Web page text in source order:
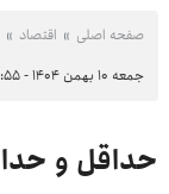
صفحه اصلی اقتصاد
جمعه ۱۰ بهمن ۱۴۰۴ - ۰۷:۵۵